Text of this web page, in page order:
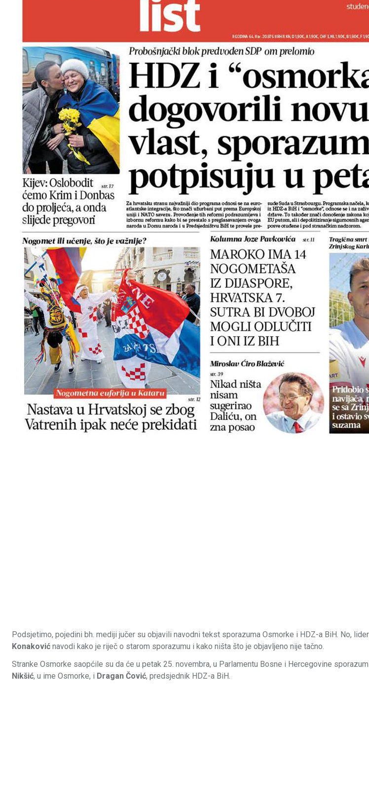
Podsjetimo, pojedini bh. mediji jučer su objavili navodni tekst sporazuma Osmorke i HDZ-a BiH. No,
Konaković navodi kako je riječ o starom sporazumu i kako ništa što je objavljeno nije tačno.
Stranke Osmorke saopćile su da će u petak 25. novembra, u Parlamentu Bosne i Hercegovine
Nikšić, u ime Osmorke, i Dragan Čović, predsjednik HDZ-a BiH.